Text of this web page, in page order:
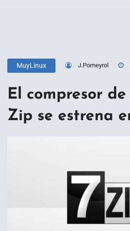
MuyLinux J.Pomeyrol
El compresor de
Zip se estrena